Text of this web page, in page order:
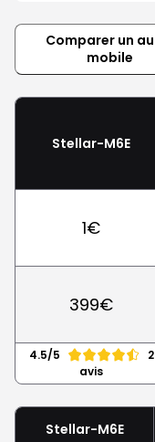
Comparer un
mobile
Stellar-M6E
1€
399€
4.5/5
2
avis
Stellar-M6E